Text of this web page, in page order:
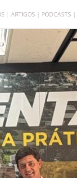
ARTIGOS PODCASTS